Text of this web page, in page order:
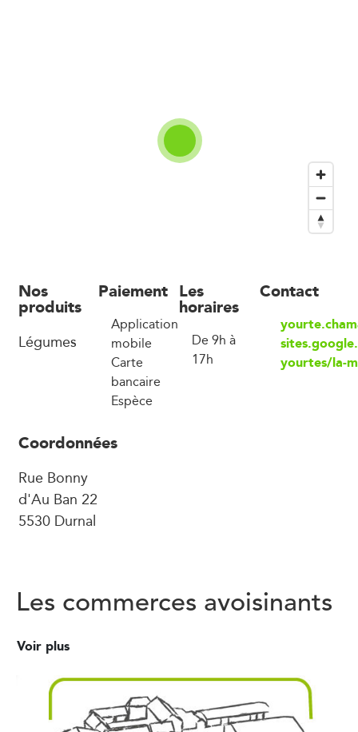
Nos
produits
Légumes
Paiement
Application
mobile
Carte
bancaire
Espèce
Les
horaires
De 9h à
17h
Contact
yourtes/la-
Coordonnées
Rue Bonny
d'Au Ban 22
5530 Durnal
Les commerces avoisinants
Voir plus